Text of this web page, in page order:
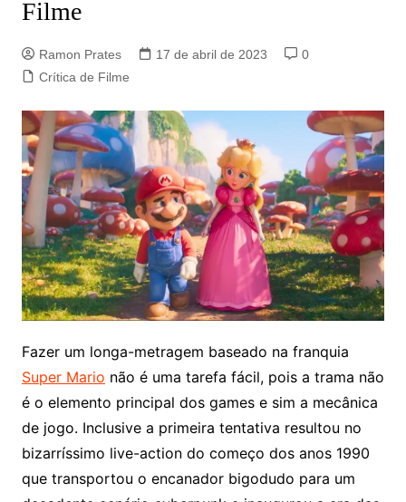
Filme
Ramon Prates 17 de abril de 2023
0
Crítica de Filme
Fazer um longa-metragem baseado na franquia
Super Mario não é uma tarefa fácil, pois a trama não
é o elemento principal dos games e sim a mecânica
de jogo. Inclusive a primeira tentativa resultou no
bizarríssimo live-action do começo dos anos 1990
que transportou o encanador bigodudo para um